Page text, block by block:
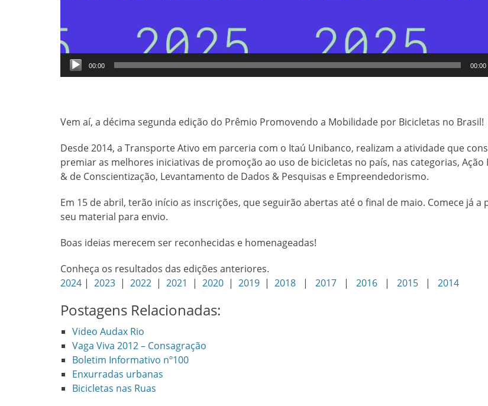
00:00 00:00
Vem aí, a décima segunda edição do Prêmio Promovendo a Mobilidade por Bicicletas no Brasil!
Desde 2014, a Transporte Ativo em parceria com o Itaú Unibanco, realizam a atividade que
premiar as melhores iniciativas de promoção ao uso de bicicletas no país, nas categorias, Ação
& de Conscientização, Levantamento de Dados & Pesquisas e Empreendedorismo.
Em 15 de abril, terão início as inscrições, que seguirão abertas até o final de maio. Comece já a
seu material para envio.
Boas ideias merecem ser reconhecidas e homenageadas!
Conheça os resultados das edições anteriores.
2024 | 2023 | 2022 | 2021 | 2020 | 2019 | 2018 | 2017 | 2016 | 2015 | 2014
Postagens Relacionadas:
Video Audax Rio
Vaga Viva 2012 – Consagração
Boletim Informativo nº100
Enxurradas urbanas
Bicicletas nas Ruas